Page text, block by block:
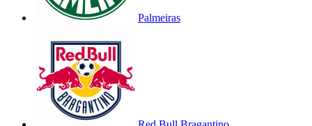
Palmeiras